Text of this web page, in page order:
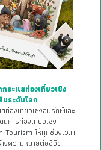
ระแสท่องเที่ยวเชิง
ระดับโลก
ท่องเที่ยวเชิงอนุรักษ์และ
การท่องเที่ยวเชิง
ให้ทุกช่วงเวลา
งความหมายต่อชีวิต